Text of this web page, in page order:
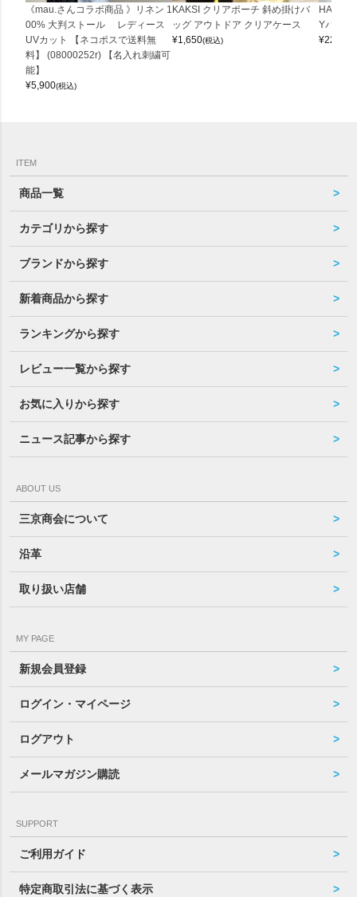
《mau.さんコラボ商品 》リネン 1
00% 大判ストール レディース
UVカット 【ネコポスで送料無
料】 (08000252r) 【名入れ刺繍可
能】
¥5,900(税込)
KAKSI クリアポーチ 斜め掛けバ
ッグ アウトドア クリアケース
¥1,650(税込)
Yバッグ
¥22,000
ITEM
商品一覧
カテゴリから探す
ブランドから探す
新着商品から探す
ランキングから探す
レビュー一覧から探す
お気に入りから探す
ニュース記事から探す
ABOUT US
三京商会について
沿革
取り扱い店舗
MY PAGE
新規会員登録
ログイン・マイページ
ログアウト
メールマガジン購読
SUPPORT
ご利用ガイド
特定商取引法に基づく表示